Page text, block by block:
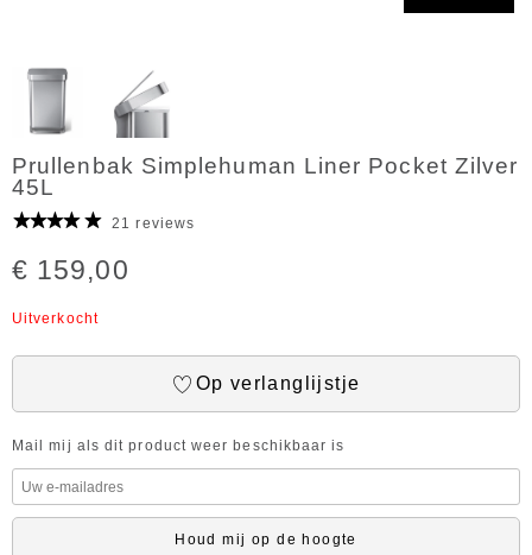
Prullenbak Simplehuman Liner Pocket Zilver
45L
21 reviews
€ 159,00
Uitverkocht
Op verlanglijstje
Mail mij als dit product weer beschikbaar is
Houd mij op de hoogte